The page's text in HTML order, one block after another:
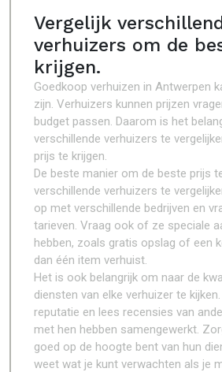
Vergelijk
verhuizers om de
krijgen.
Goedkoop verhuizen in Antwerpen
zijn. Verhuizers kunnen prijzen
budget passen. Daarom is het
verschillende verhuizers te
prijs te krijgen.
De beste manier om de beste prijs
verschillende verhuizers te
op met verschillende bedrijven en
tarieven. Vraag ook of ze speciale
hebben, zoals gratis opslag of een
dan één item verhuist.
Het is ook belangrijk om naar de
diensten van elke verhuizer te
reputatie en lees recensies van
met hen hebben samengewerkt.
goed op de hoogte bent van hun
weet wat je kunt verwachten als je